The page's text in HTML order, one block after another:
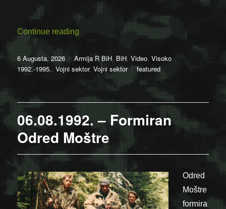
Continue reading
Posted
on
6 Augusta, 2026 Categories
Armija R BiH, BiH,Video,Visoko
1992.-1995.,Vojni sektor,Vojni sektor Tags
featured
06.08.1992. – Formiran
Odred Moštre
Odred
Moštre
formira